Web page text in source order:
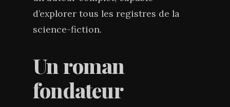
d’explorer tous les registres de la
science-fiction.
Un roman
fondateur